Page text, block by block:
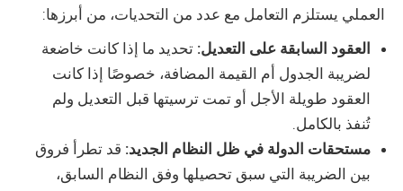
العملي يستلزم التعامل مع عدد من التحديات، من أبرزها:
العقود السابقة على التعديل: تحديد ما إذا كانت خاضعة
لضريبة الجدول أم القيمة المضافة، خصوصًا إذا كانت
العقود طويلة الأجل أو تمت ترسيتها قبل التعديل ولم
تُنفذ بالكامل.
مستحقات الدولة في ظل النظام الجديد: قد تطرأ فروق
بين الضريبة التي سبق تحصيلها وفق النظام السابق،